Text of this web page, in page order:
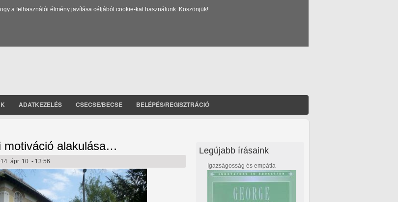
a felhasználói élmény javítása céljából cookie-kat használunk. Köszönjük!
ADATKEZELÉS CSECSE/BECSE BELÉPÉS/REGISZTRÁCIÓ
motiváció alakulása…
ápr. 10. - 13:56
Legújabb írásaink
Igazságosság és empátia